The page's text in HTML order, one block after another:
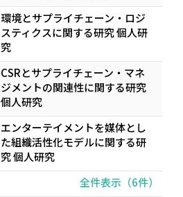
環境とサプライチェーン・ロジ
スティクスに関する研究 個人研
究
CSRとサプライチェーン・マネ
ジメントの関連性に関する研究
個人研究
エンターテイメントを媒体とし
た組織活性化モデルに関する研
究 個人研究
全件表示（6件）